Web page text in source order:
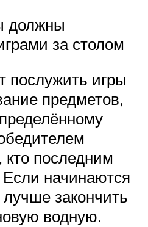
должны
за столом
игры
предметов,
кто последним
начинаются
закончить
водную.